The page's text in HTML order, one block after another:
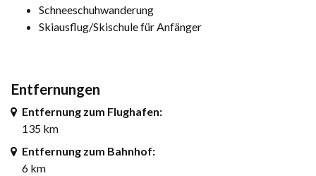
Schneeschuhwanderung
Skiausflug/Skischule für Anfänger
Entfernungen
Entfernung zum Flughafen:
135 km
Entfernung zum Bahnhof:
6 km